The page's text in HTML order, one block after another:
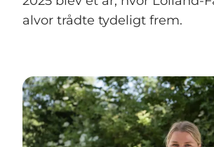
alvor trådte tydeligt frem.